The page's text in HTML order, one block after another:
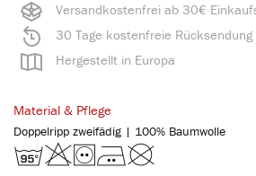
Versandkostenfrei ab 30€
30 Tage kostenfreie Rücksendung
Hergestellt in Europa
Material & Pflege
Doppelripp zweifädig | 100% Baumwolle